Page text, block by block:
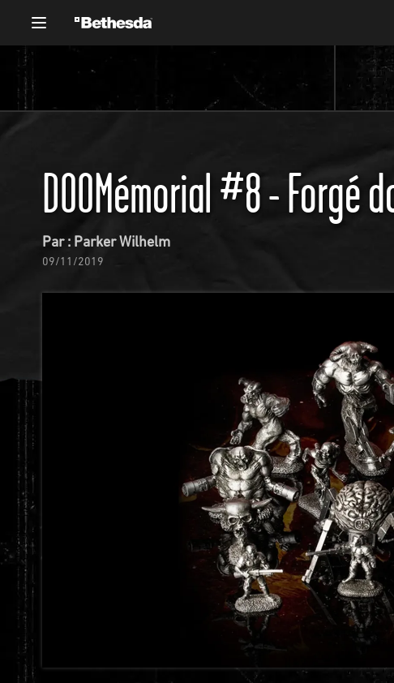
DOOMémorial #8 - Forgé
Par : Parker Wilhelm
09/11/2019